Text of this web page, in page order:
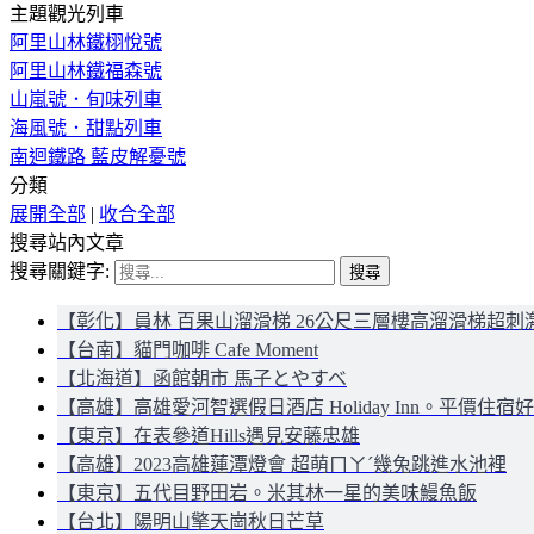
主題觀光列車
阿里山林鐵栩悅號
阿里山林鐵福森號
山嵐號．旬味列車
海風號．甜點列車
南迴鐵路 藍皮解憂號
分類
展開全部 | 收合全部
搜尋站內文章
搜尋關鍵字:
【彰化】員林 百果山溜滑梯 26公尺三層樓高溜滑梯超刺
【台南】貓門咖啡 Cafe Moment
【北海道】函館朝市 馬子とやすべ
【高雄】高雄愛河智選假日酒店 Holiday Inn。平價住宿
【東京】在表參道Hills遇見安藤忠雄
【高雄】2023高雄蓮潭燈會 超萌ㄇㄚˊ幾兔跳進水池裡
【東京】五代目野田岩。米其林一星的美味鰻魚飯
【台北】陽明山擎天崗秋日芒草